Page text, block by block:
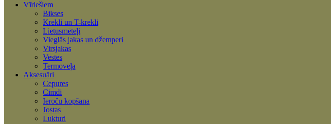
Vīriešiem
Bikses
Krekli un T-krekli
Lietusmēteļi
Vieglās jakas un džemperi
Virsjakas
Vestes
Termoveļa
Aksesuāri
Cepures
Cimdi
Ieroču kopšana
Jostas
Lukturi